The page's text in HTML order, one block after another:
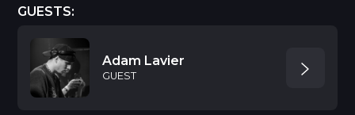
GUESTS:
Adam Lavier
GUEST